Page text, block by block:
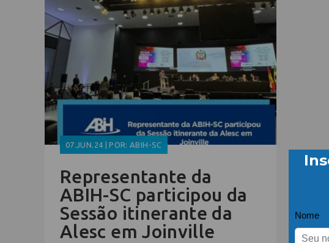
07.JUN.24 | POR: ABIH-SC
Representante da
ABIH-SC participou da
Sessão itinerante da
Alesc em Joinville